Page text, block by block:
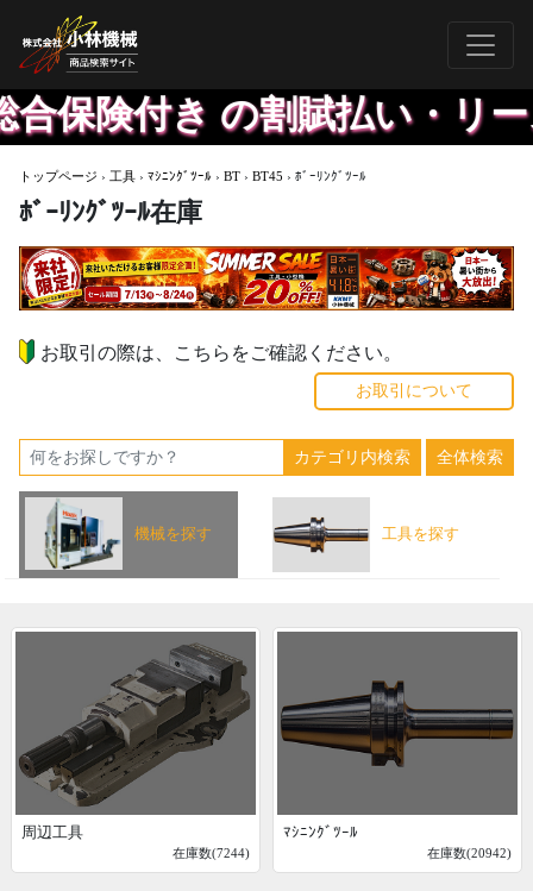
付き の割賦払い・リース
トップページ › 工具 › ﾏｼﾆﾝｸﾞﾂｰﾙ › BT › BT45 › ﾎﾞｰﾘﾝｸﾞﾂｰﾙ
ﾎﾞｰﾘﾝｸﾞﾂｰﾙ在庫
お取引の際は、こちらをご確認ください。
お取引について
機械を探す 工具を探す
周辺工具
在庫数(7244)
ﾏｼﾆﾝｸﾞﾂｰﾙ
在庫数(20942)